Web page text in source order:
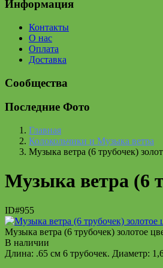
Информация
Контакты
О нас
Оплата
Доставка
Сообщества
Последние Фото
Главная
Колокольчики и Музыка ветра
Музыка ветра (6 трубочек)
Музыка ветра (6
ID#955
Музыка ветра (6 трубочек) золотое
В наличии
Длина: .65 см 6 трубочек. Диаметр: